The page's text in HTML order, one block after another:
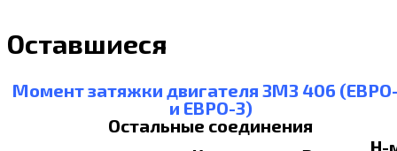
Оставшиеся
Момент затяжки двигателя ЗМЗ 406
и ЕВРО-3)
Остальные соединения